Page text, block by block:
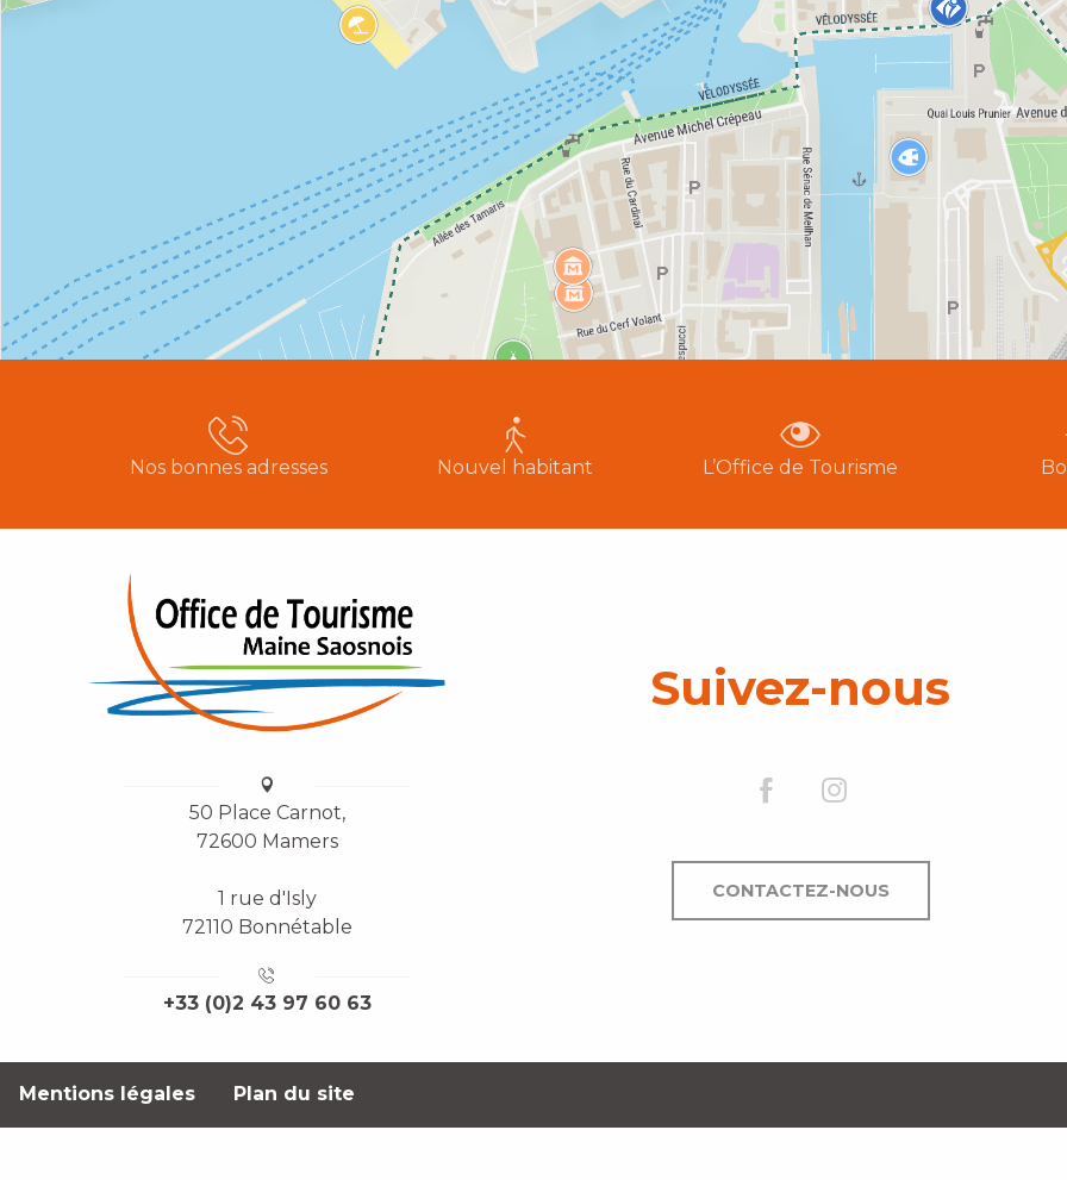
Nos bonnes adresses Nouvel habitant L’Office de Tourisme
50 Place Carnot,
72600 Mamers
1 rue d'Isly
72110 Bonnétable
+33 (0)2 43 97 60 63
Suivez-nous
CONTACTEZ-NOUS
Mentions légales Plan du site